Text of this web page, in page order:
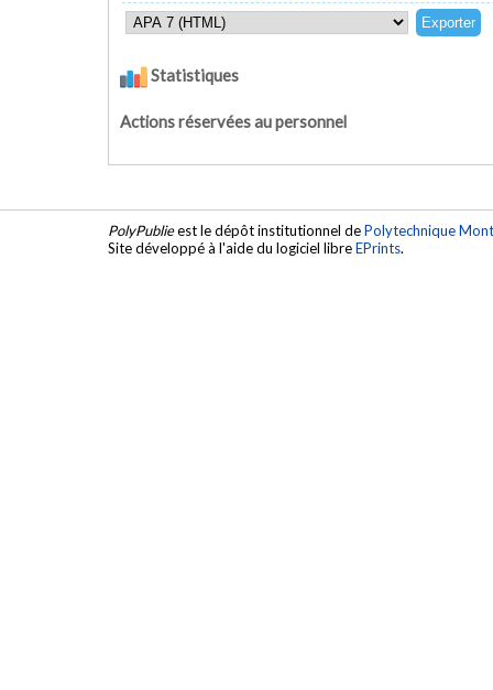
Statistiques
Actions réservées au personnel
PolyPublieest le dépôt institutionnel dePolytechnique
Site développé à l'aide du logiciel libreEPrints.